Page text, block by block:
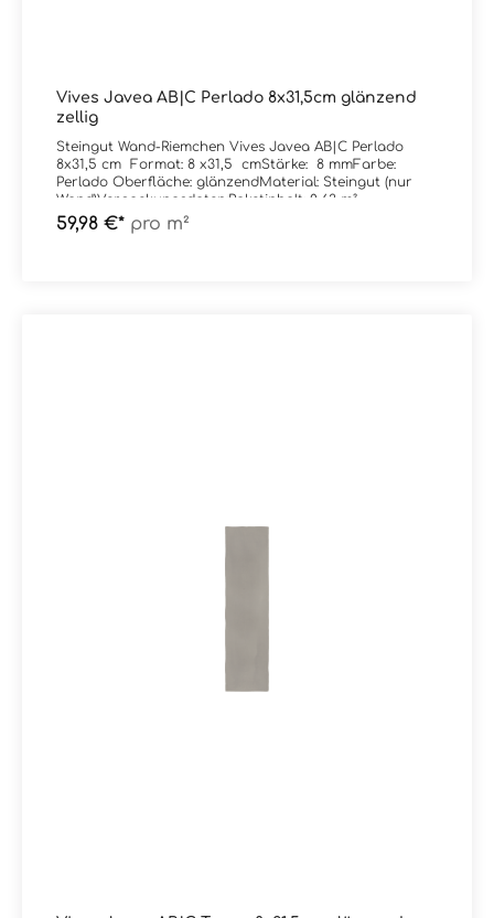
Vives Javea AB|C Perlado 8x31,5cm glänzend
zellig
Steingut Wand-Riemchen Vives Javea AB|C Perlado
8x31,5 cm Format: 8 x31,5 cmStärke: 8 mmFarbe:
Perlado Oberfläche: glänzendMaterial: Steingut (nur
Wand)Verpackungsdaten:Paketinhalt: 0,63 m²
59,98 €* pro m²